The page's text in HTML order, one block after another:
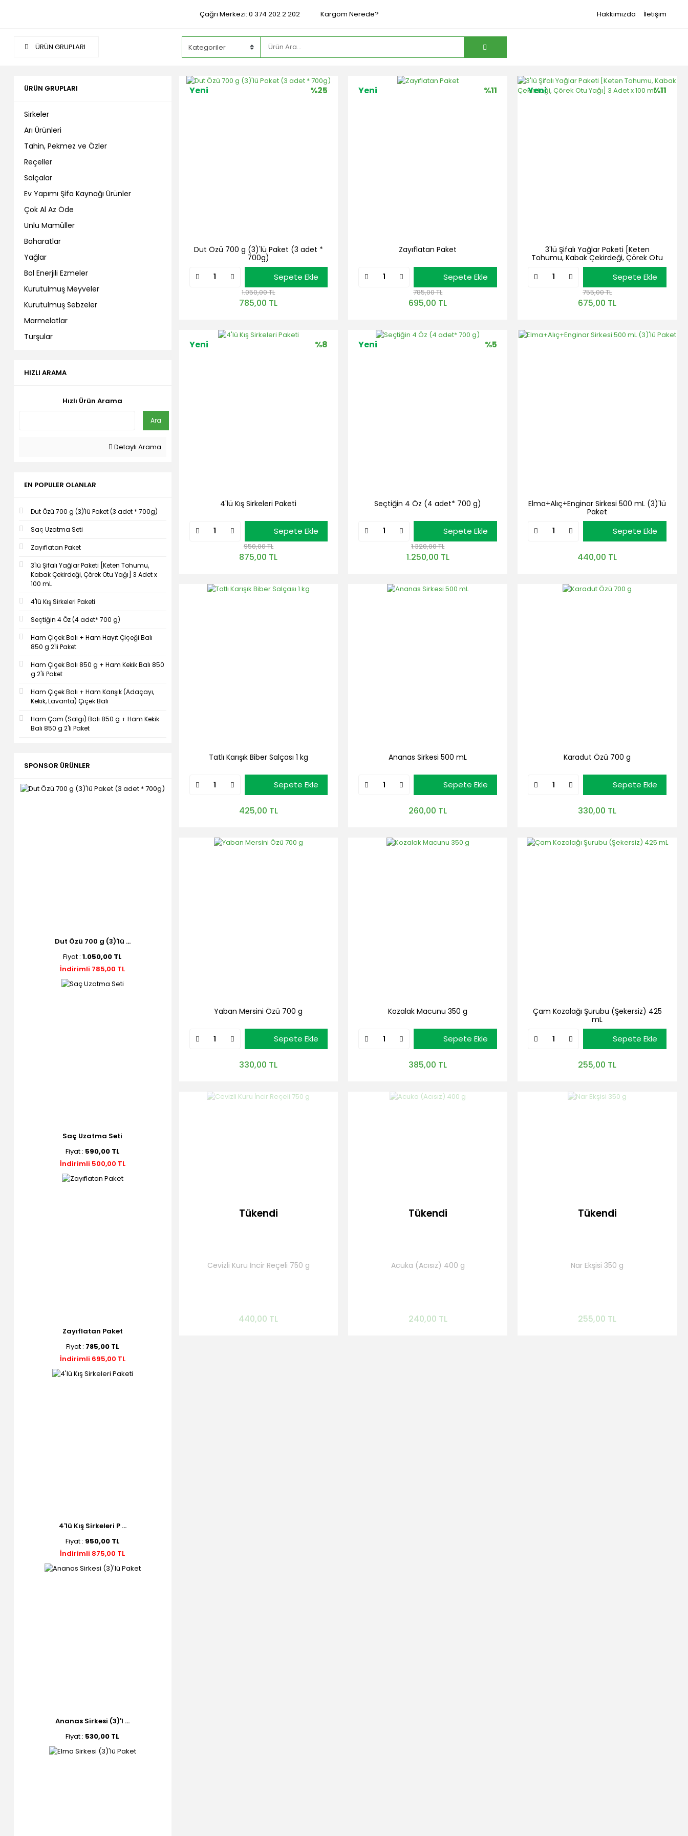
Çağrı Merkezi: 0 374 202 2 202 Kargom Nerede? Hakkımızda İletişim
ÜRÜN GRUPLARI
ÜRÜN GRUPLARI
Sirkeler
Arı Ürünleri
Tahin, Pekmez ve Özler
Reçeller
Salçalar
Ev Yapımı Şifa Kaynağı Ürünler
Çok Al Az Öde
Unlu Mamüller
Baharatlar
Yağlar
Bol Enerjili Ezmeler
Kurutulmuş Meyveler
Kurutulmuş Sebzeler
Marmelatlar
Turşular
HIZLI ARAMA
Hızlı Ürün Arama
Ara
Detaylı Arama
EN POPULER OLANLAR
Dut Özü 700 g (3)'lü Paket (3 adet * 700g)
Saç Uzatma Seti
Zayıflatan Paket
3'lü Şifalı Yağlar Paketi [Keten Tohumu,
Kabak Çekirdeği, Çörek Otu Yağı] 3 Adet x
100 mL
4'lü Kış Sirkeleri Paketi
Seçtiğin 4 Öz (4 adet* 700 g)
Ham Çiçek Balı + Ham Hayıt Çiçeği Balı
850 g 2'li Paket
Ham Çiçek Balı 850 g + Ham Kekik Balı 850
g 2'li Paket
Ham Çiçek Balı + Ham Karışık (Adaçayı,
Kekik, Lavanta) Çiçek Balı
Ham Çam (Salgı) Balı 850 g + Ham Kekik
Balı 850 g 2'li Paket
SPONSOR ÜRÜNLER
Dut Özü 700 g (3)'lü ...
Fiyat :1.050,00 TL
İndirimli 785,00 TL
Saç Uzatma Seti
Fiyat : 590,00 TL
İndirimli 500,00 TL
Zayıflatan Paket
Fiyat : 785,00 TL
İndirimli 695,00 TL
4'lü Kış Sirkeleri P ...
Fiyat : 950,00 TL
İndirimli 875,00 TL
Ananas Sirkesi (3)'l ...
Fiyat : 530,00 TL
%25
Yeni
Dut Özü 700 g (3)'lü Paket (3 adet *
700g)
Sepete Ekle
1.050,00 TL
785,00 TL
%11
Yeni
Zayıflatan Paket
Sepete Ekle
785,00 TL
695,00 TL
%11
Yeni
3'lü Şifalı Yağlar Paketi [Keten
Tohumu, Kabak Çekirdeği, Çörek Otu
Yağı] 3 Adet x 100 mL
Sepete Ekle
755,00 TL
675,00 TL
%8
Yeni
4'lü Kış Sirkeleri Paketi
Sepete Ekle
950,00 TL
875,00 TL
%5
Yeni
Seçtiğin 4 Öz (4 adet* 700 g)
Sepete Ekle
1.320,00 TL
1.250,00 TL
Elma+Alıç+Enginar Sirkesi 500 mL (3)'lü
Paket
Sepete Ekle
440,00 TL
Tatlı Karışık Biber Salçası 1 kg
Sepete Ekle
425,00 TL
Ananas Sirkesi 500 mL
Sepete Ekle
260,00 TL
Karadut Özü 700 g
Sepete Ekle
330,00 TL
Yaban Mersini Özü 700 g
Sepete Ekle
330,00 TL
Kozalak Macunu 350 g
Sepete Ekle
385,00 TL
Çam Kozalağı Şurubu (Şekersiz) 425
mL
Sepete Ekle
255,00 TL
Tükendi
Cevizli Kuru İncir Reçeli 750 g
440,00 TL
Tükendi
Acuka (Acısız) 400 g
240,00 TL
Tükendi
Nar Ekşisi 350 g
255,00 TL